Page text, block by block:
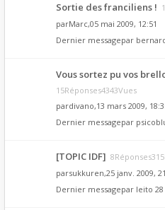
Sortie des franciliens !
parMarc,05 mai 2009, 12:51
Dernier messagepar
Vous sortez pu vos
15Réponses4343Vues
pardivano,13 mars 2009,
Dernier messagepar
[TOPIC IDF]
parsukkuren,25 janv. 2009,
Dernier messagepar leito